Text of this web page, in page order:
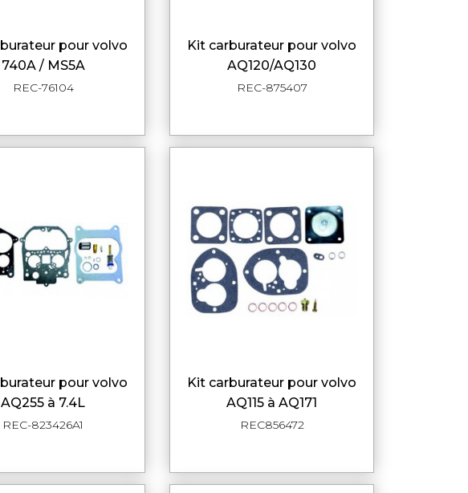
APERÇU RAPIDE
740A / MS5A
REC-76104
APERÇU RAPIDE
kit carburateur pour volvo
AQ120/AQ130
REC-875407
APERÇU RAPIDE
AQ255 à 7.4L
REC-823426A1
APERÇU RAPIDE
kit carburateur pour volvo
AQ115 à AQ171
REC856472